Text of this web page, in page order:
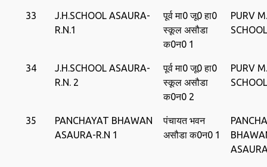
33
J.H.SCHOOL ASAURA-
R.N.1
पूर्व मा0 जू0 हा0
स्‍कूल असौडा
क0न0 1
PURV
34
J.H.SCHOOL ASAURA-
R.N. 2
पूर्व मा0 जू0 हा0
स्‍कूल असौडा
क0न0 2
PURV
35
PANCHAYAT BHAWAN
ASAURA-R.N 1
पंचायत भवन
असौडा क0न0 1